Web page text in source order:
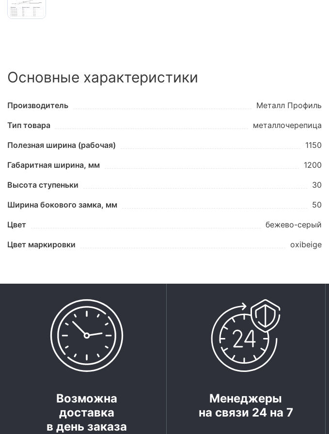
Основные характеристики
Производитель Металл Профиль
Тип товара металлочерепица
Полезная ширина (рабочая) 1150
Габаритная ширина, мм 1200
Высота ступеньки 30
Ширина бокового замка, мм 50
Цвет бежево-серый
Цвет маркировки oxibеige
Возможна
доставка
в день заказа
Менеджеры
на связи 24 на 7